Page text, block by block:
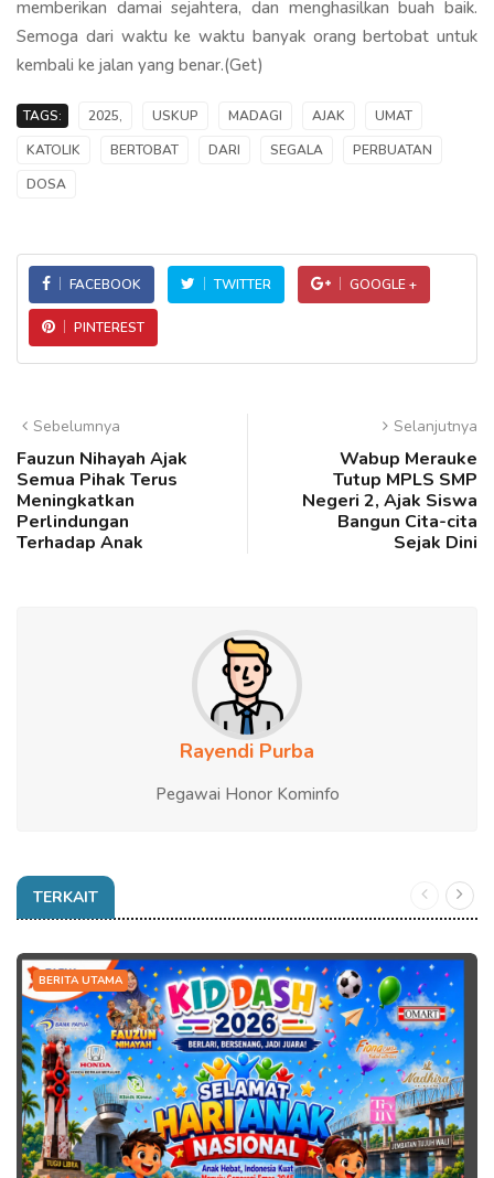
memberikan damai sejahtera, dan menghasilkan buah baik.
Semoga dari waktu ke waktu banyak orang bertobat untuk
kembali ke jalan yang benar.(Get)
TAGS: 2025, USKUP MADAGI AJAK
UMAT
KATOLIK
BERTOBAT DARI SEGALA
PERBUATAN
DOSA
FACEBOOK TWITTER GOOGLE +
PINTEREST
Sebelumnya
Fauzun Nihayah Ajak
Semua Pihak Terus
Meningkatkan
Perlindungan
Terhadap Anak
Selanjutnya
Wabup Merauke
Tutup MPLS SMP
Negeri 2, Ajak Siswa
Bangun Cita-cita
Sejak Dini
Rayendi Purba
Pegawai Honor Kominfo
TERKAIT
BERITA UTAMA